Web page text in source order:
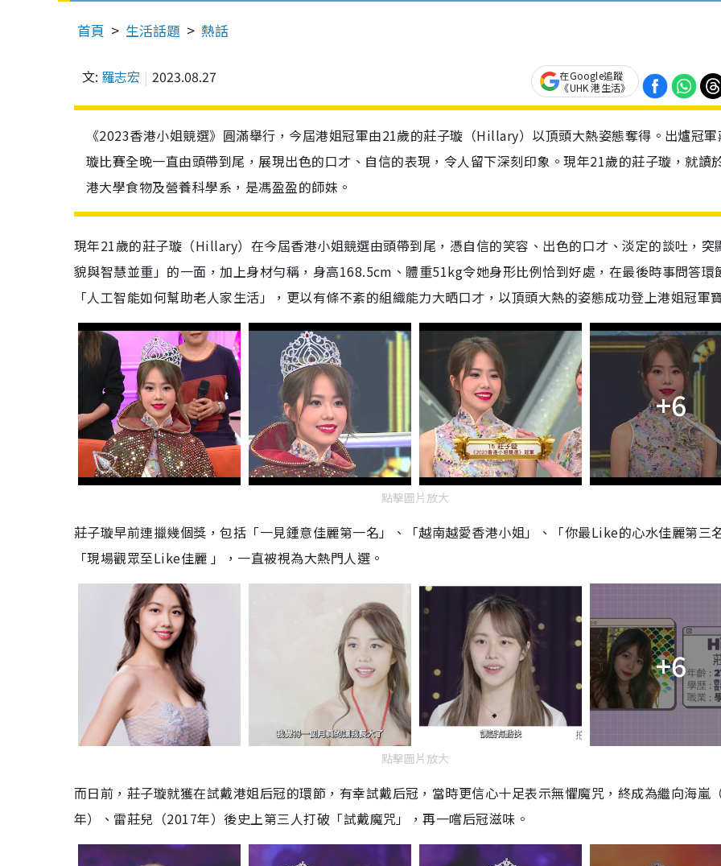
首頁 生活話題 熱話
文: 羅志宏 2023.08.27
在Google追蹤
《UHK 港生活》
《2023香港小姐競選》圓滿舉行，今屆港姐冠軍由21歲的莊子璇（Hillary）以頂頭大熱姿態奪得。出爐冠
璇比賽全晚一直由頭帶到尾，展現出色的口才、自信的表現，令人留下深刻印象。現年21歲的莊子璇，就讀
港大學食物及營養科學系，是馮盈盈的師妹。
現年21歲的莊子璇（Hillary）在今屆香港小姐競選由頭帶到尾，憑自信的笑容、出色的口才、淡定的談吐，突
貌與智慧並重」的一面，加上身材勻稱，身高168.5cm、體重51kg令她身形比例恰到好處，在最後時事問答環
「人工智能如何幫助老人家生活」，更以有條不紊的組織能力大晒口才，以頂頭大熱的姿態成功登上港姐冠軍
+6
點擊圖片放大
莊子璇早前連擸幾個獎，包括「一見鍾意佳麗第一名」、「越南越愛香港小姐」、「你最Like的心水佳麗第三
「現場觀眾至Like佳麗 」，一直被視為大熱門人選。
+6
點擊圖片放大
而日前，莊子璇就獲在試戴港姐后冠的環節，有幸試戴后冠，當時更信心十足表示無懼魔咒，終成為繼向海嵐
年）、雷莊兒（2017年）後史上第三人打破「試戴魔咒」，再一嚐后冠滋味。